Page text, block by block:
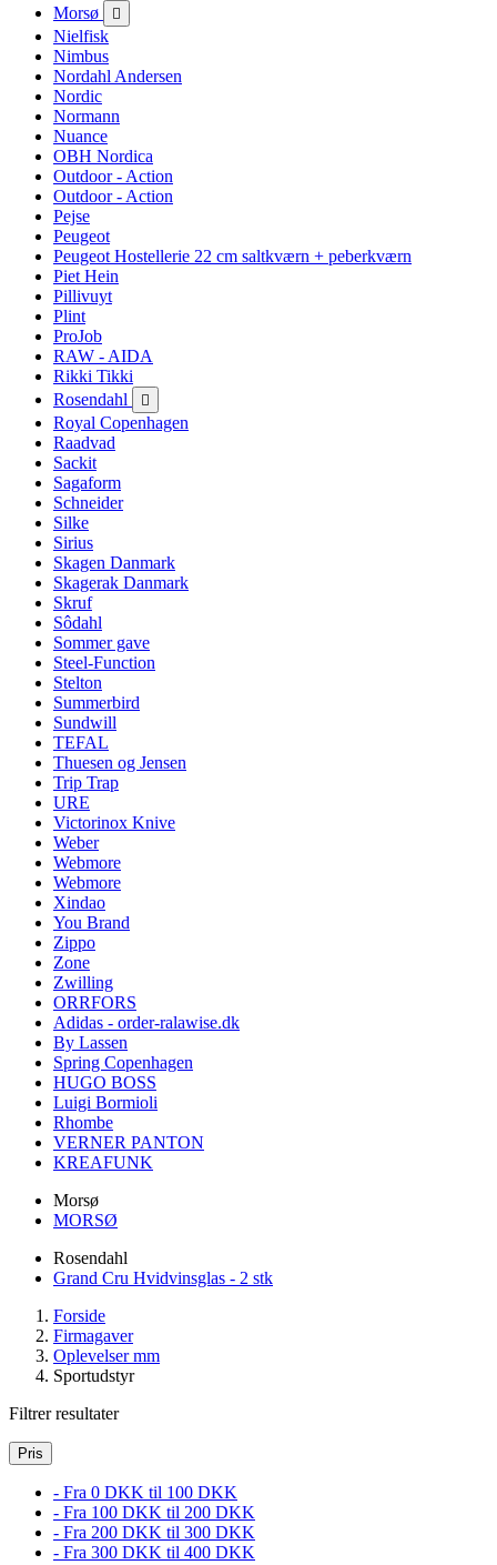
Morsø

Nielfisk
Nimbus
Nordahl Andersen
Nordic
Normann
Nuance
OBH Nordica
Outdoor - Action
Outdoor - Action
Pejse
Peugeot
Peugeot Hostellerie 22 cm saltkværn + peberkværn
Piet Hein
Pillivuyt
Plint
ProJob
RAW - AIDA
Rikki Tikki
Rosendahl

Royal Copenhagen
Raadvad
Sackit
Sagaform
Schneider
Silke
Sirius
Skagen Danmark
Skagerak Danmark
Skruf
Sôdahl
Sommer gave
Steel-Function
Stelton
Summerbird
Sundwill
TEFAL
Thuesen og Jensen
Trip Trap
URE
Victorinox Knive
Weber
Webmore
Webmore
Xindao
You Brand
Zippo
Zone
Zwilling
ORRFORS
Adidas - order-ralawise.dk
By Lassen
Spring Copenhagen
HUGO BOSS
Luigi Bormioli
Rhombe
VERNER PANTON
KREAFUNK
Morsø
MORSØ
Rosendahl
Grand Cru Hvidvinsglas - 2 stk
Forside
Firmagaver
Oplevelser mm
Sportudstyr
Filtrer resultater
Pris
- Fra 0 DKK til 100 DKK
- Fra 100 DKK til 200 DKK
- Fra 200 DKK til 300 DKK
- Fra 300 DKK til 400 DKK